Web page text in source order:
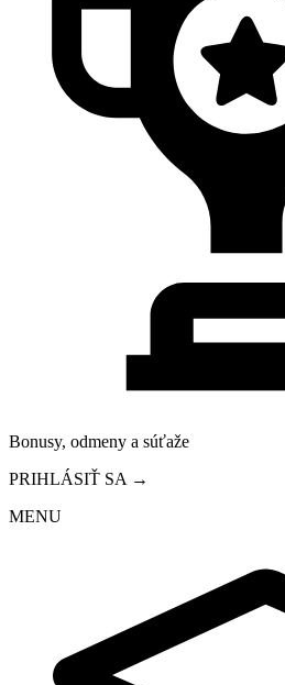
Bonusy, odmeny a súťaže
PRIHLÁSIŤ SA →
MENU